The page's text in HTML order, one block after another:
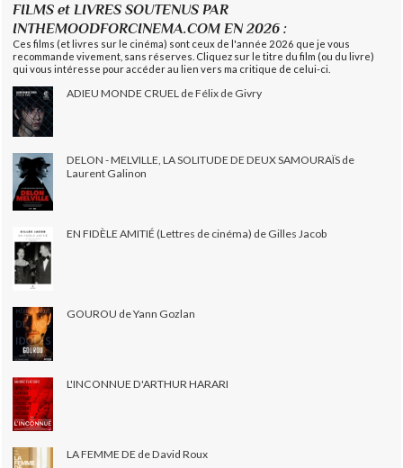
FILMS et LIVRES SOUTENUS PAR
INTHEMOODFORCINEMA.COM EN 2026 :
Ces films (et livres sur le cinéma) sont ceux de l'année 2026 que je vous
recommande vivement, sans réserves. Cliquez sur le titre du film (ou du livre)
qui vous intéresse pour accéder au lien vers ma critique de celui-ci.
ADIEU MONDE CRUEL de Félix de Givry
DELON - MELVILLE, LA SOLITUDE DE DEUX SAMOURAÏS de
Laurent Galinon
EN FIDÈLE AMITIÉ (Lettres de cinéma) de Gilles Jacob
GOUROU de Yann Gozlan
L'INCONNUE D'ARTHUR HARARI
LA FEMME DE de David Roux